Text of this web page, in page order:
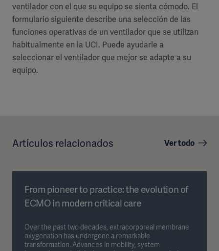
ventilador con el que su equipo se sienta cómodo. El
formulario siguiente describe una selección de las
funciones operativas de un ventilador que se utilizan
habitualmente en la UCI. Puede ayudarle a
seleccionar el ventilador que mejor se adapte a su
equipo.
Artículos relacionados Ver todo
From pioneer to practice: the evolution of
ECMO in modern critical care
Over the past two decades, extracorporeal membrane
oxygenation has undergone a remarkable
transformation. Advances in mobility, system